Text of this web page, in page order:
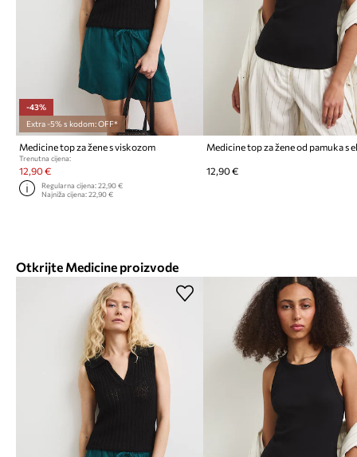
-43%
Extra -5% s kodom: OFF*
Medicine top za žene s viskozom
Trenutna cijena:
12,90 €
Regularna cijena:22,90 €
Najniža cijena:22,90 €
12,90 €
Otkrijte Medicine proizvode